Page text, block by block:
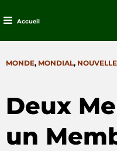
contenu
Accueil
CATEGORIES
MONDE, MONDIAL,
Deux
un